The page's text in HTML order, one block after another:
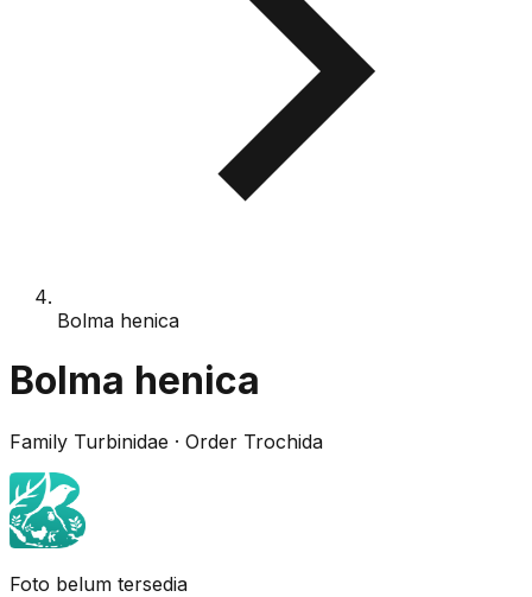
Bolma henica
Bolma henica
Family Turbinidae · Order Trochida
Foto belum tersedia